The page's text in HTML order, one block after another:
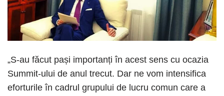
„S-au făcut pași importanți în acest sens cu ocazia
Summit-ului de anul trecut. Dar ne vom intensifica
eforturile în cadrul grupului de lucru comun care a